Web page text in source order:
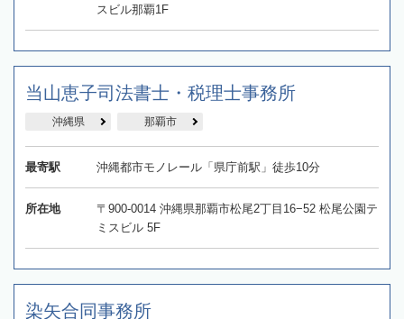
スビル那覇1F
当山恵子司法書士・税理士事務所
沖縄県 那覇市
最寄駅 沖縄都市モノレール「県庁前駅」徒歩10分
所在地
〒900-0014 沖縄県那覇市松尾2丁目16−52 松尾公園テ
ミスビル 5F
染矢合同事務所